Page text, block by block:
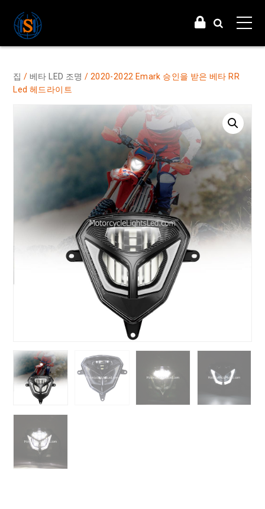
집 /베타 LED 조명 / 2020-2022 Emark 승인을 받은 베타 RR
Led 헤드라이트